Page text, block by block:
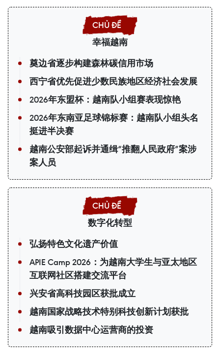
幸福越南
奠边省逐步构建森林碳信用市场
西宁省优先促进少数民族地区经济社会发展
2026年东盟杯：越南队小组赛表现惊艳
2026年东南亚足球锦标赛：越南队小组头名
挺进半决赛
越南公安部起诉并通缉“推翻人民政府”案涉
案人员
数字化转型
弘扬特色文化遗产价值
APIE Camp 2026：为越南大学生与亚太地区
互联网社区搭建交流平台
兴安省高科技园区获批成立
越南国家战略技术特别科技创新计划获批
越南吸引数据中心运营商的投资